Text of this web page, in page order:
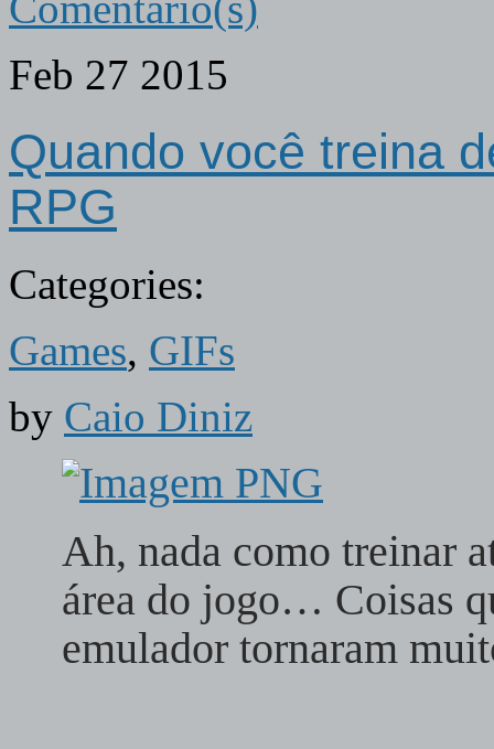
Feb 27 2015
Quando você treina
RPG
Categories:
Games, GIFs
by Caio Diniz
Ah, nada como treinar
área do jogo… Coisas
emulador tornaram